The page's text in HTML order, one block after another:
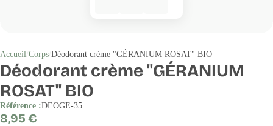
Accueil Corps Déodorant crème "GÉRANIUM ROSAT" BIO
Déodorant crème "GÉRANIUM
ROSAT" BIO
Référence :DEOGE-35
Prix
8,95 €